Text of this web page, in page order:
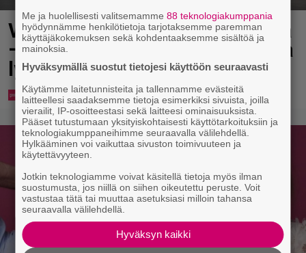
Virkavalta takaa-ajoi skoottereita
– poliisimoottoripyörä teki paosta
lyhyen
Me ja huolellisesti valitsemamme88 teknologiakumppania
hyödynnämme henkilötietoja tarjotaksemme paremman
käyttäjäkokemuksen sekä kohdentaaksemme sisältöä ja
mainoksia.
Hyväksymällä suostut tietojesi käyttöön seuraavasti
Käytämme laitetunnisteita ja tallennamme evästeitä
laitteellesi saadaksemme tietoja esimerkiksi sivuista, joilla
vierailit, IP-osoitteestasi sekä laitteesi ominaisuuksista.
Pääset tutustumaan yksityiskohtaisesti käyttötarkoituksiin ja
teknologiakumppaneihimme seuraavalla välilehdellä.
Hylkääminen voi vaikuttaa sivuston toimivuuteen ja
käytettävyyteen.
Jotkin teknologiamme voivat käsitellä tietoja myös ilman
suostumusta, jos niillä on siihen oikeutettu peruste. Voit
vastustaa tätä tai muuttaa asetuksiasi milloin tahansa
seuraavalla välilehdellä.
Hyväksyn kaikki